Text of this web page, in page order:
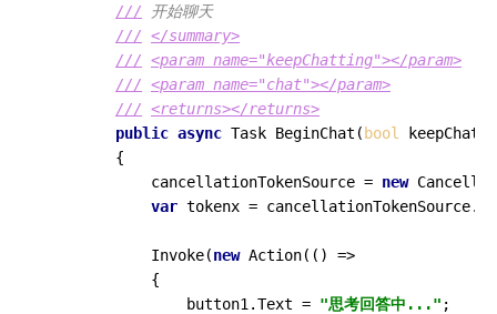
/// 开始聊天
/// </summary>
/// <param name="keepChatting"></param>
/// <param name="chat"></param>
/// <returns></returns>
public async Task BeginChat (bool
        {
            cancellationTokenSource =
new
var tokenx =
            Invoke(
new Action(() =>
            {
                button1.Text =
"思考回答中..." ;